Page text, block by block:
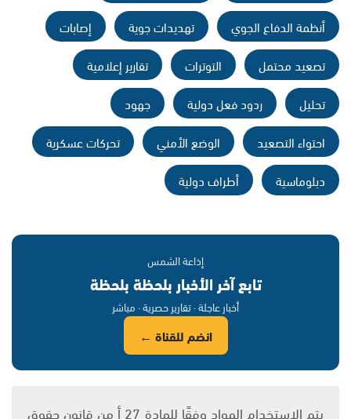
أنظمة الدفاع الجوي
تهديدات جوية
إصابات
تصعيد محتمل
التوترات
تقارير إعلامية
تحليل
ردود فعل دولية
جهود
احتواء التصعيد
الوضع الأمني
تحركات عسكرية
دبلوماسية
أطراف دولية
إذاعة الشمس
تابع آخر الأخبار بلحظة بلحظة
أخبار عاجلة · تقارير حصرية · مباشر
انضم للقناة ←
يتم الاستخدام المواد وفقًا للمادة 27 أ من قانون حقوق